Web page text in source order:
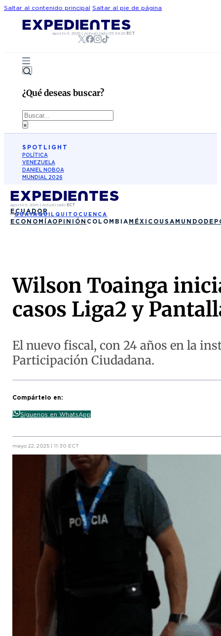
Saltar al contenido principal Saltar al pie de página
agosto 9, 2026 |Actualizado05:34:26 ECT
¿Qué deseas buscar?
Buscar
×
SPOTLIGHT
POLÍTICA
VENEZUELA
DANIEL NOBOA
MUNDIAL 2026
agosto 9, 2026| Actualizado ECT
ECUADOR
GUAYAQUIL QUITO CUENCA
ECONOMÍAOPINIÓN COLOMBIA MÉXICO USA MUNDO
Wilson Toainga
casos Liga2 y
El nuevo fiscal, con 24 años en la
Participación Ciudadana.
Compártelo en:
Síguenos en WhatsApp
mayo 22, 2025 | 11:30 ECT